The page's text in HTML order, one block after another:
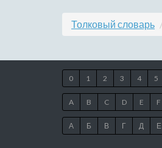
Толковый словарь
0 1 2 3 4 5
A B C D E F
А Б В Г Д Е